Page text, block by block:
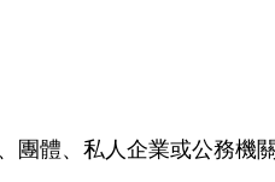
體、私人企業或公務機